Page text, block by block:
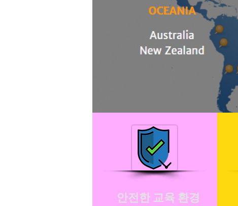
안전한 교육 환경